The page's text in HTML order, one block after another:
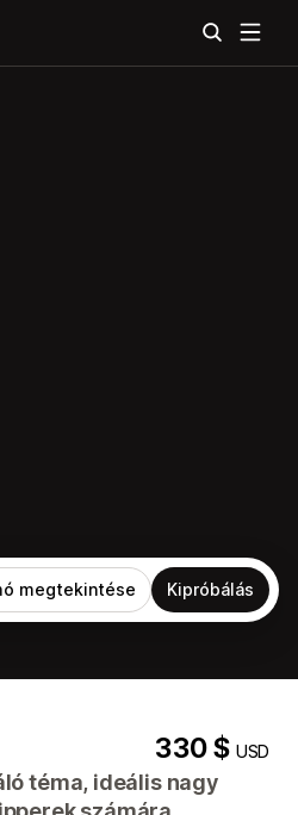
megtekintése Kipróbálás
330 $USD
téma, ideális nagy